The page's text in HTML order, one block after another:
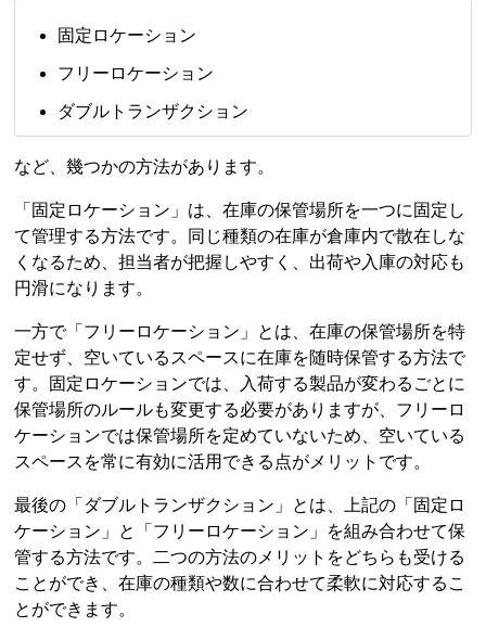
固定ロケーション
フリーロケーション
ダブルトランザクション
など、幾つかの方法があります。
「固定ロケーション」は、在庫の保管場所を一つに固定し
て管理する方法です。同じ種類の在庫が倉庫内で散在しな
くなるため、担当者が把握しやすく、出荷や入庫の対応も
円滑になります。
一方で「フリーロケーション」とは、在庫の保管場所を特
定せず、空いているスペースに在庫を随時保管する方法で
す。固定ロケーションでは、入荷する製品が変わるごとに
保管場所のルールも変更する必要がありますが、フリーロ
ケーションでは保管場所を定めていないため、空いている
スペースを常に有効に活用できる点がメリットです。
最後の「ダブルトランザクション」とは、上記の「固定ロ
ケーション」と「フリーロケーション」を組み合わせて保
管する方法です。二つの方法のメリットをどちらも受ける
ことができ、在庫の種類や数に合わせて柔軟に対応するこ
とができます。